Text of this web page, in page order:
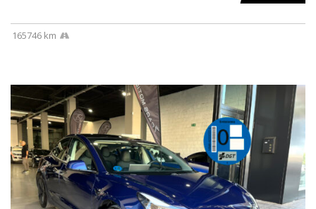
165746 km